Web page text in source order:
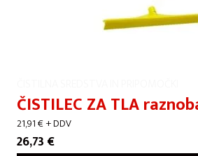
ČISTILEC ZA TLA
21,91€+ DDV
26,73 €